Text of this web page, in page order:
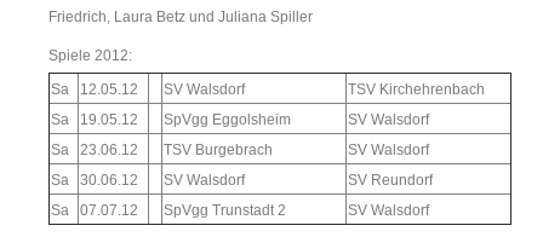
Friedrich, Laura Betz und Juliana Spiller
Spiele 2012:
Sa
12.05.12 SV Walsdorf
TSV Kirchehrenbach
Sa
19.05.12 SpVgg Eggolsheim
SV Walsdorf
Sa
23.06.12 TSV Burgebrach
SV Walsdorf
Sa
30.06.12 SV Walsdorf
SV Reundorf
Sa
07.07.12 SpVgg Trunstadt 2 SV Walsdorf